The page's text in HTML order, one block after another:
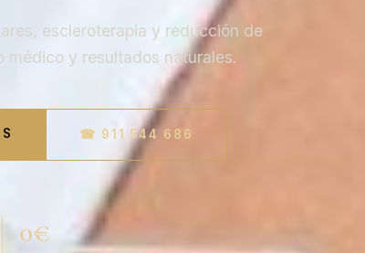
escleroterapia y reducción de
médico y resultados naturales.
☎ 911 544 686
0€